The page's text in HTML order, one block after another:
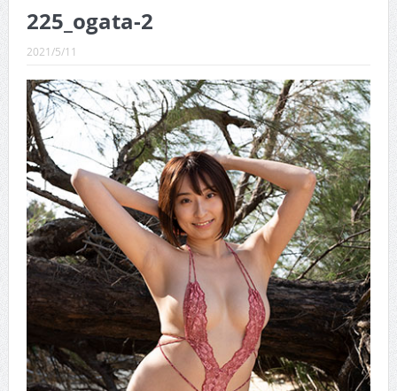
CINEMA×STYLE 289号
CINEMA×STYLE 287号
CINEMA×STYLE 286号
CINEMA×STYLE 285号
CINEMA×STYLE 294号
225_ogata-2
2021/5/11